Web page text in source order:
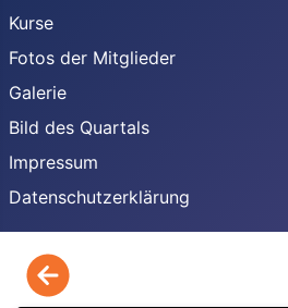
Kurse
Fotos der Mitglieder
Galerie
Bild des Quartals
Impressum
Datenschutzerklärung